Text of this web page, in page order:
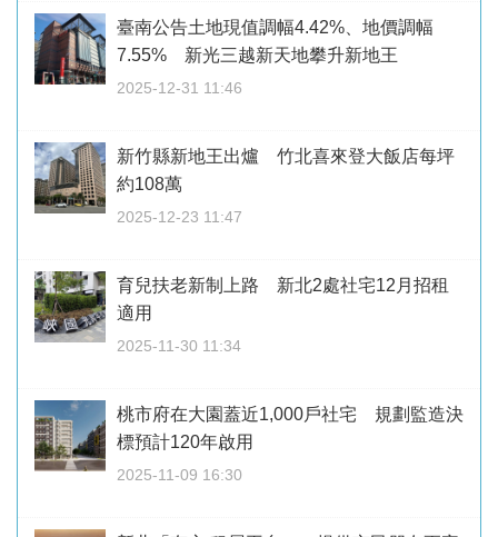
臺南公告土地現值調幅4.42%、地價調幅
7.55% 新光三越新天地攀升新地王
2025-12-31 11:46
新竹縣新地王出爐 竹北喜來登大飯店每坪
約108萬
2025-12-23 11:47
育兒扶老新制上路 新北2處社宅12月招租
適用
2025-11-30 11:34
桃市府在大園蓋近1,000戶社宅 規劃監造決
標預計120年啟用
2025-11-09 16:30